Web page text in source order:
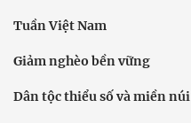
Tuần Việt Nam
Giảm nghèo bền vững
Dân tộc thiểu số và miền núi